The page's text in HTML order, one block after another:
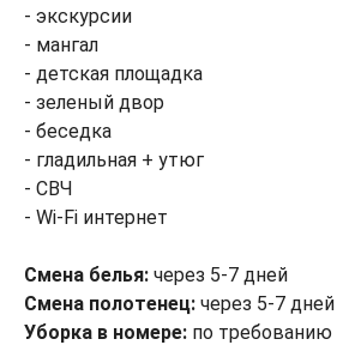
- экскурсии
- мангал
- детская площадка
- зеленый двор
- беседка
- гладильная + утюг
- СВЧ
- Wi-Fi интернет
Смена белья: через 5-7 дней
Смена полотенец: через 5-7 дней
Уборка в номере: по требованию